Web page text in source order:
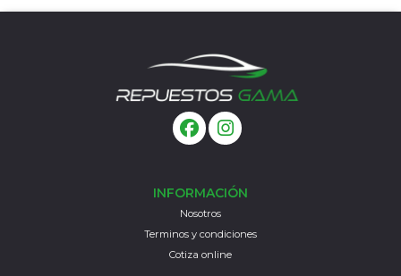
INFORMACIÓN
Nosotros
Terminos y condiciones
Cotiza online